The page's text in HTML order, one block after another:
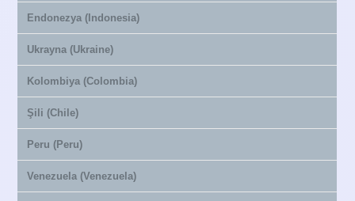
Endonezya (Indonesia)
Ukrayna (Ukraine)
Kolombiya (Colombia)
Şili (Chile)
Peru (Peru)
Venezuela (Venezuela)